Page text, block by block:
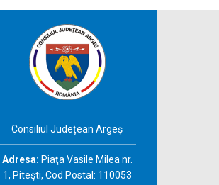
Consiliul Județean Argeș
Adresa: Piaţa Vasile Milea nr.
1, Piteşti, Cod Postal: 110053